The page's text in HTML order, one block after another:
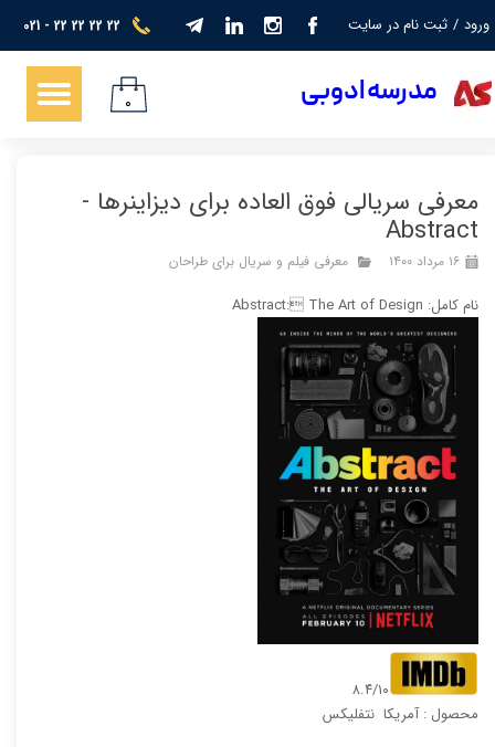
021 - 22 22 22 22 ورود / ثبت نام در سایت
حساب کاربری من
تغییر گذر واژه
خروج از حساب کاربری
​​​مدرسه ادوبی ۰
معرفی سریالی فوق العاده برای دیزاینرها -
Abstract
۱۶ مرداد ۱۴۰۰ معرفی فیلم و سریال برای طراحان
نام کامل: Abstract: The Art of Design
۸.۴/۱۰
محصول : آمریکا نتفلیکس